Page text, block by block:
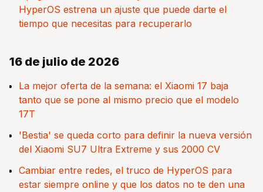
HyperOS estrena un ajuste que puede darte el
tiempo que necesitas para recuperarlo
16 de julio de 2026
La mejor oferta de la semana: el Xiaomi 17 baja
tanto que se pone al mismo precio que el modelo
17T
'Bestia' se queda corto para definir la nueva versión
del Xiaomi SU7 Ultra Extreme y sus 2000 CV
Cambiar entre redes, el truco de HyperOS para
estar siempre online y que los datos no te den una